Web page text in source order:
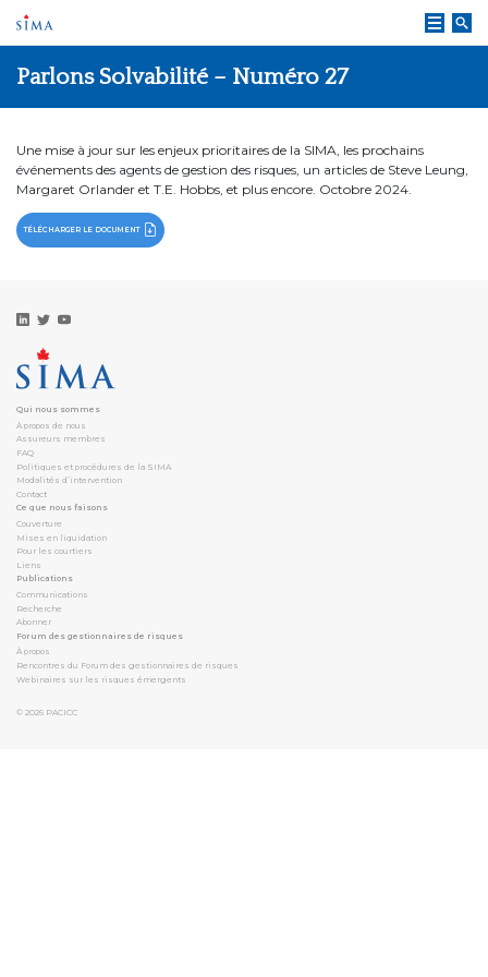
Parlons Solvabilité – Numéro 27
Une mise à jour sur les enjeux prioritaires de la SIMA, les prochains
événements des agents de gestion des risques, un articles de Steve Leung,
Margaret Orlander et T.E. Hobbs, et plus encore. Octobre 2024.
TÉLÉCHARGER LE DOCUMENT
Qui nous sommes
À propos de nous
Assureurs membres
FAQ
Politiques et procédures de la SIMA
Modalités d’intervention
Contact
Ce que nous faisons
Couverture
Mises en liquidation
Pour les courtiers
Liens
Publications
Communications
Recherche
Abonner
Forum des gestionnaires de risques
À propos
Rencontres du Forum des gestionnaires de risques
Webinaires sur les risques émergents
© 2026 PACICC